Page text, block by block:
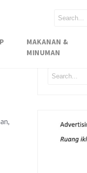
MAKANAN &
MINUMAN